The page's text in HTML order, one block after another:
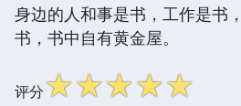
身边的人和事是书，工作是书
书，书中自有黄金屋。
评分☆☆☆☆☆